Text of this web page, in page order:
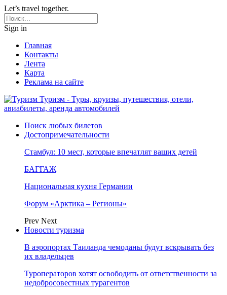
Let’s travel together.
Sign in
Главная
Контакты
Лента
Карта
Реклама на сайте
Туризм - Туры, круизы, путешествия, отели,
авиабилеты, аренда автомобилей
Поиск любых билетов
Достопримечательности
Стамбул: 10 мест, которые впечатлят ваших детей
БАГГАЖ
Национальная кухня Германии
Форум «Арктика – Регионы»
Prev Next
Новости туризма
В аэропортах Таиланда чемоданы будут вскрывать без
их владельцев
Туроператоров хотят освободить от ответственности за
недобросовестных турагентов